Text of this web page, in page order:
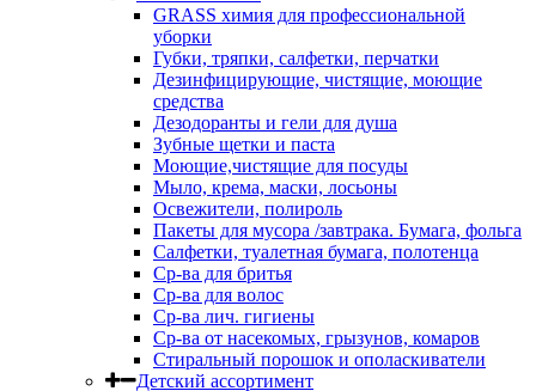
GRASS химия для профессиональной
уборки
Губки, тряпки, салфетки, перчатки
Дезинфицирующие, чистящие, моющие
средства
Дезодоранты и гели для душа
Зубные щетки и паста
Моющие,чистящие для посуды
Мыло, крема, маски, лосьоны
Освежители, полироль
Пакеты для мусора /завтрака. Бумага, фольга
Салфетки, туалетная бумага, полотенца
Ср-ва для бритья
Ср-ва для волос
Ср-ва лич. гигиены
Ср-ва от насекомых, грызунов, комаров
Стиральный порошок и ополаскиватели
Детский ассортимент